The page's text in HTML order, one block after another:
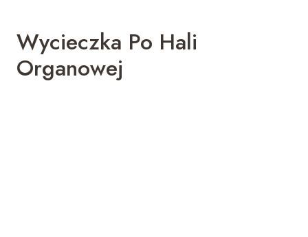
Wycieczka Po Hali
Organowej